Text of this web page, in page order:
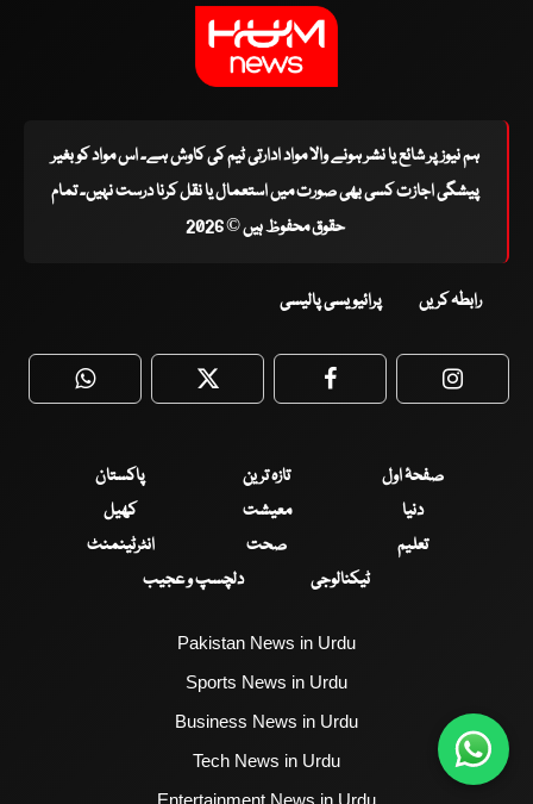
ہم نیوز پر شائع یا نشر ہونے والا مواد ادارتی ٹیم کی کاوش ہے۔ اس مواد کو بغیر
پیشگی اجازت کسی بھی صورت میں استعمال یا نقل کرنا درست نہیں۔ تمام
حقوق محفوظ ہیں © 2026
رابطہ کریں پرائیویسی پالیسی
WhatsApp Twitter Facebook
صفحۂ اول تازہ ترین
پاکستان
دنیا
معیشت
کھیل
تعلیم
صحت
انٹرٹینمنٹ
ٹیکنالوجی
دلچسپ و عجیب
Pakistan News in Urdu
Sports News in Urdu
Business News in Urdu
Tech News in Urdu
Entertainment News in Urdu